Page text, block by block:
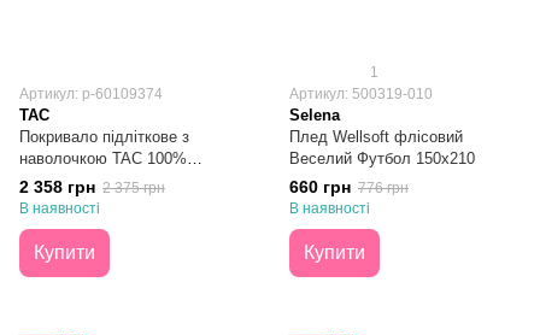
Артикул: p-60109374
TAC
Покривало підліткове з
наволочкою TAC 100%
Бавовна Disney Winx Girl
Empowerment 160х220
2 358 грн 2 375 грн
В наявності
Купити
1
Артикул: 500319-010
Selena
Плед Wellsoft флісовий
Веселий Футбол 150х210
660 грн 776 грн
В наявності
Купити